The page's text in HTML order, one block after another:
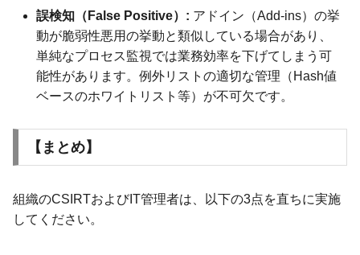
誤検知（False Positive）: アドイン（Add-ins）の挙
動が脆弱性悪用の挙動と類似している場合があり、
単純なプロセス監視では業務効率を下げてしまう可
能性があります。例外リストの適切な管理（Hash値
ベースのホワイトリスト等）が不可欠です。
【まとめ】
組織のCSIRTおよびIT管理者は、以下の3点を直ちに実施
してください。